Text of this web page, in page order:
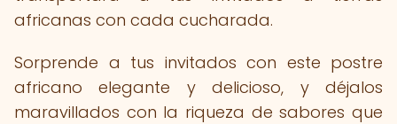
africanas con cada cucharada.
Sorprende a tus invitados con este postre
africano elegante y delicioso, y déjalos
maravillados con la riqueza de sabores que